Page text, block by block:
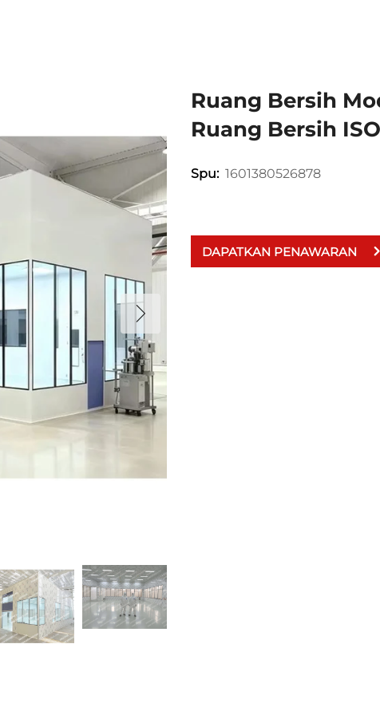
Ruang Bersih
Ruang Bersih
Spu: 1601380526878
DAPATKAN PENAWARAN